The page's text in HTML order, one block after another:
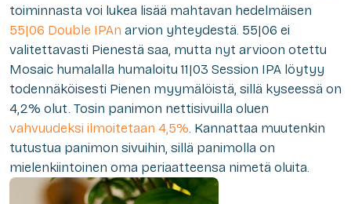
toiminnasta voi lukea lisää mahtavan hedelmäisen
55|06 Double IPAn arvion yhteydestä. 55|06 ei
valitettavasti Pienestä saa, mutta nyt arvioon otettu
Mosaic humalalla humaloitu 11|03 Session IPA löytyy
todennäköisesti Pienen myymälöistä, sillä kyseessä on
4,2% olut. Tosin panimon nettisivuilla oluen
vahvuudeksi ilmoitetaan 4,5%. Kannattaa muutenkin
tutustua panimon sivuihin, sillä panimolla on
mielenkiintoinen oma periaatteensa nimetä oluita.